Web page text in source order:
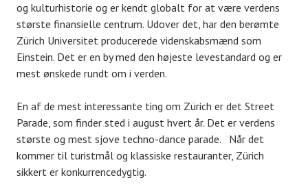
og kulturhistorie og er kendt globalt for at være verdens
største finansielle centrum. Udover det, har den berømte
Zürich Universitet producerede videnskabsmænd som
Einstein. Det er en by med den højeste levestandard og er
mest ønskede rundt om i verden.
En af de mest interessante ting om Zürich er det Street
Parade, som finder sted i august hvert år. Det er verdens
største og mest sjove techno-dance parade. Når det
kommer til turistmål og klassiske restauranter, Zürich
sikkert er konkurrencedygtig.